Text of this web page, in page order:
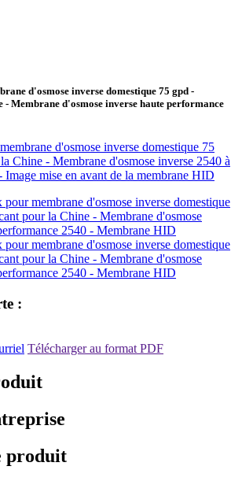
d'osmose inverse domestique 75 gpd -
Membrane d'osmose inverse haute performance
:
Télécharger au format PDF
produit